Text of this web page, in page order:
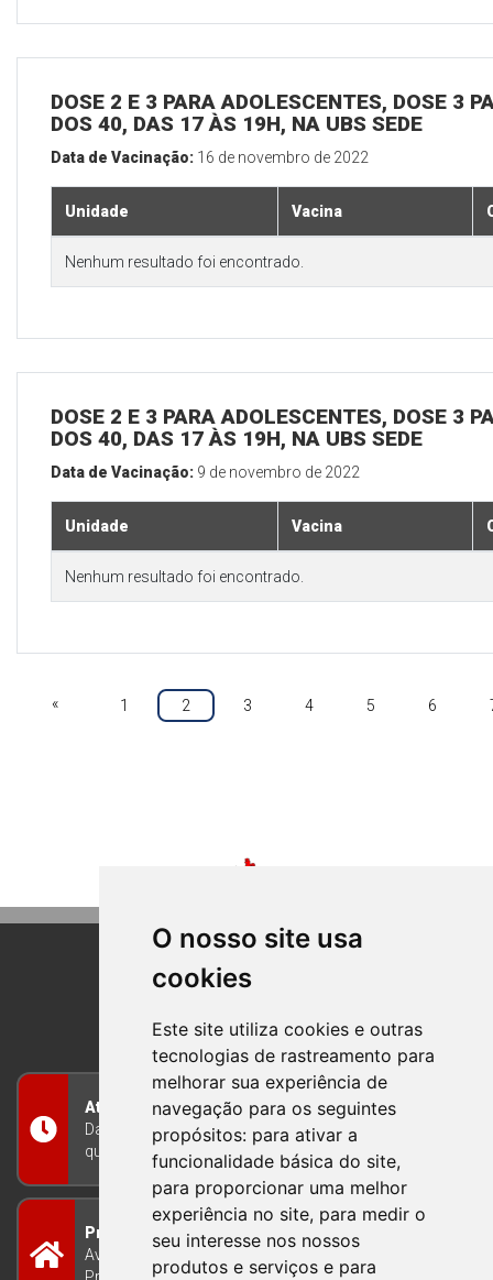
O nosso site usa
cookies
Este site utiliza cookies e outras
tecnologias de rastreamento para
melhorar sua experiência de
navegação para os seguintes
propósitos: para ativar a
funcionalidade básica do site,
para proporcionar uma melhor
experiência no site, para medir o
seu interesse nos nossos
produtos e serviços e para
DOSE 2 E 3 PARA ADOLESCENTES, DOSE 3
DOS 40, DAS 17 ÀS 19H, NA UBS SEDE
Data de Vacinação: 16 de novembro de 2022
Unidade Vacina
Nenhum resultado foi encontrado.
DOSE 2 E 3 PARA ADOLESCENTES, DOSE 3
DOS 40, DAS 17 ÀS 19H, NA UBS SEDE
Data de Vacinação: 9 de novembro de 2022
Unidade Vacina
Nenhum resultado foi encontrado.
« 1 2 3 4 5 6
BOM PRINCIPIO
RIO GRANDE DO SUL
Atendimento
Das 8h às 12h e das 13h às 17h30, de segunda a
quinta-feira, e nas sextas-feiras das 7h às 13h
Prefeitura Municipal
Avenida Guilherme Winter 65 - Centro Bom